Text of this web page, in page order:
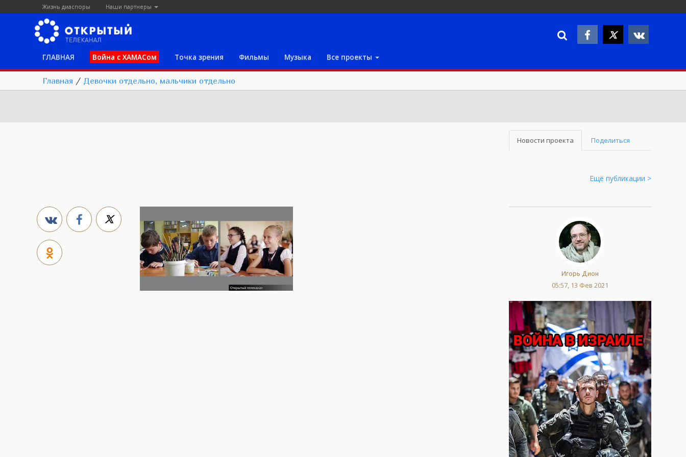
Жизнь диаспоры Наши партнеры
ГЛАВНАЯ Война с ХАМАСом Точка зрения Фильмы Музыка Все проекты
Главная / Девочки отдельно, мальчики отдельно
Новости проекта Поделиться
Ещё публикации >
Игорь Дион
05:57, 13 Фев 2021